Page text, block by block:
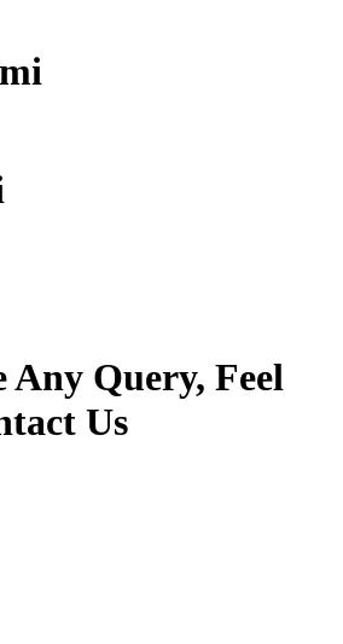
Any Query, Feel
Us